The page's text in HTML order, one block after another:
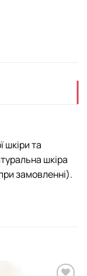
шкіри та
шкіра
замовленні).